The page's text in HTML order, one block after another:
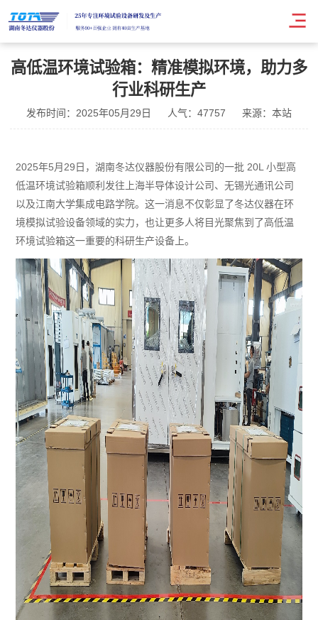
高低温环境试验箱：精准模拟环境，助力多
行业科研生产
发布时间：2025年05月29日 人气：47757 来源：本站
2025年5月29日，湖南冬达仪器股份有限公司的一批 20L 小型高
低温环境试验箱顺利发往上海半导体设计公司、无锡光通讯公司
以及江南大学集成电路学院。这一消息不仅彰显了冬达仪器在环
境模拟试验设备领域的实力，也让更多人将目光聚焦到了高低温
环境试验箱这一重要的科研生产设备上。